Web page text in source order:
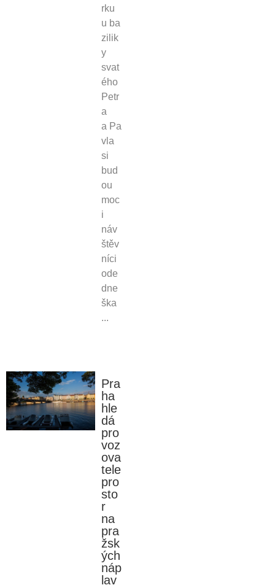
rku
u ba
zilik
y
svat
ého
Petr
a
a Pa
vla
si
bud
ou
moc
i
náv
štěv
níci
ode
dne
ška
...
Pra
ha
hle
dá
pro
voz
ova
tele
pro
sto
r
na
pra
žsk
ých
náp
lav